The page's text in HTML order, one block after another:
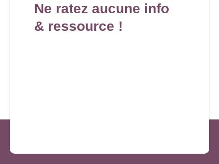
Ne ratez aucune info
& ressource !